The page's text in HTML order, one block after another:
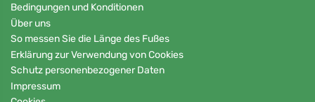
Bedingungen und Konditionen
Über uns
So messen Sie die Länge des Fußes
Erklärung zur Verwendung von Cookies
Schutz personenbezogener Daten
Impressum